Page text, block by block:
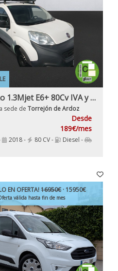
Fiat Fiorino 1.3Mjet E6+ 80Cv IVA y garantía Incl Etiqueta C
sede deTorrejón de Ardoz
Desde
189€/mes
2018 - 80 CV -
Diesel -
EN OFERTA!16950€· 15950€
válida hasta fin de mes